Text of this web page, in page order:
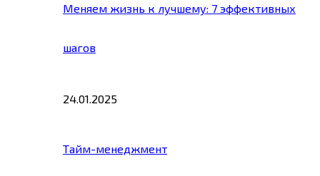
Меняем жизнь к лучшему: 7 эффективных
шагов
24.01.2025
Тайм-менеджмент